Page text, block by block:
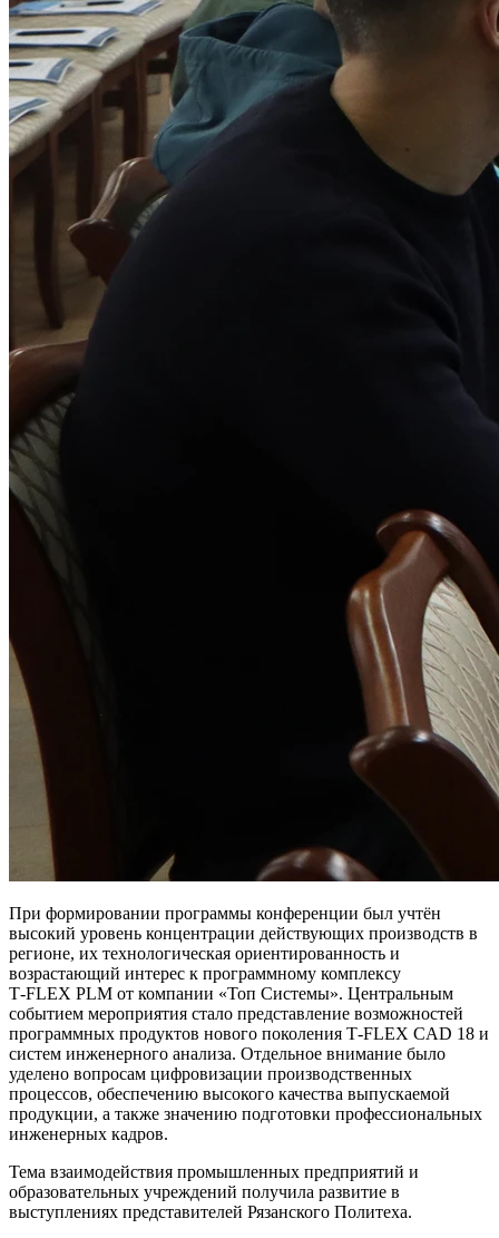
При формировании программы конференции был учтён
высокий уровень концентрации действующих производств в
регионе, их технологическая ориентированность и
возрастающий интерес к программному комплексу
T‑FLEX PLM от компании «Топ Системы». Центральным
событием мероприятия стало представление возможностей
программных продуктов нового поколения T‑FLEX CAD 18 и
систем инженерного анализа. Отдельное внимание было
уделено вопросам цифровизации производственных
процессов, обеспечению высокого качества выпускаемой
продукции, а также значению подготовки профессиональных
инженерных кадров.
Тема взаимодействия промышленных предприятий и
образовательных учреждений получила развитие в
выступлениях представителей Рязанского Политеха.